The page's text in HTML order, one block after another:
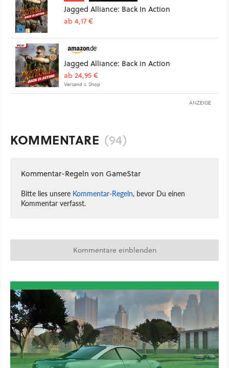
Jagged Alliance: Back In Action
ab 4,17 €
Jagged Alliance: Back in Action
ab 24,95 €
Versand s. Shop
ANZEIGE
KOMMENTARE (94)
Kommentar-Regeln von GameStar
Bitte lies unsere Kommentar-Regeln, bevor Du einen
Kommentar verfasst.
Kommentare einblenden